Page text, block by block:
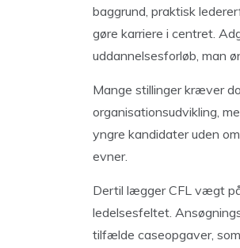
baggrund, praktisk
gøre karriere i centret.
uddannelsesforløb, man
Mange stillinger kræver
organisationsudvikling,
yngre kandidater uden
evner.
Dertil lægger CFL vægt
ledelsesfeltet.
tilfælde caseopgaver,